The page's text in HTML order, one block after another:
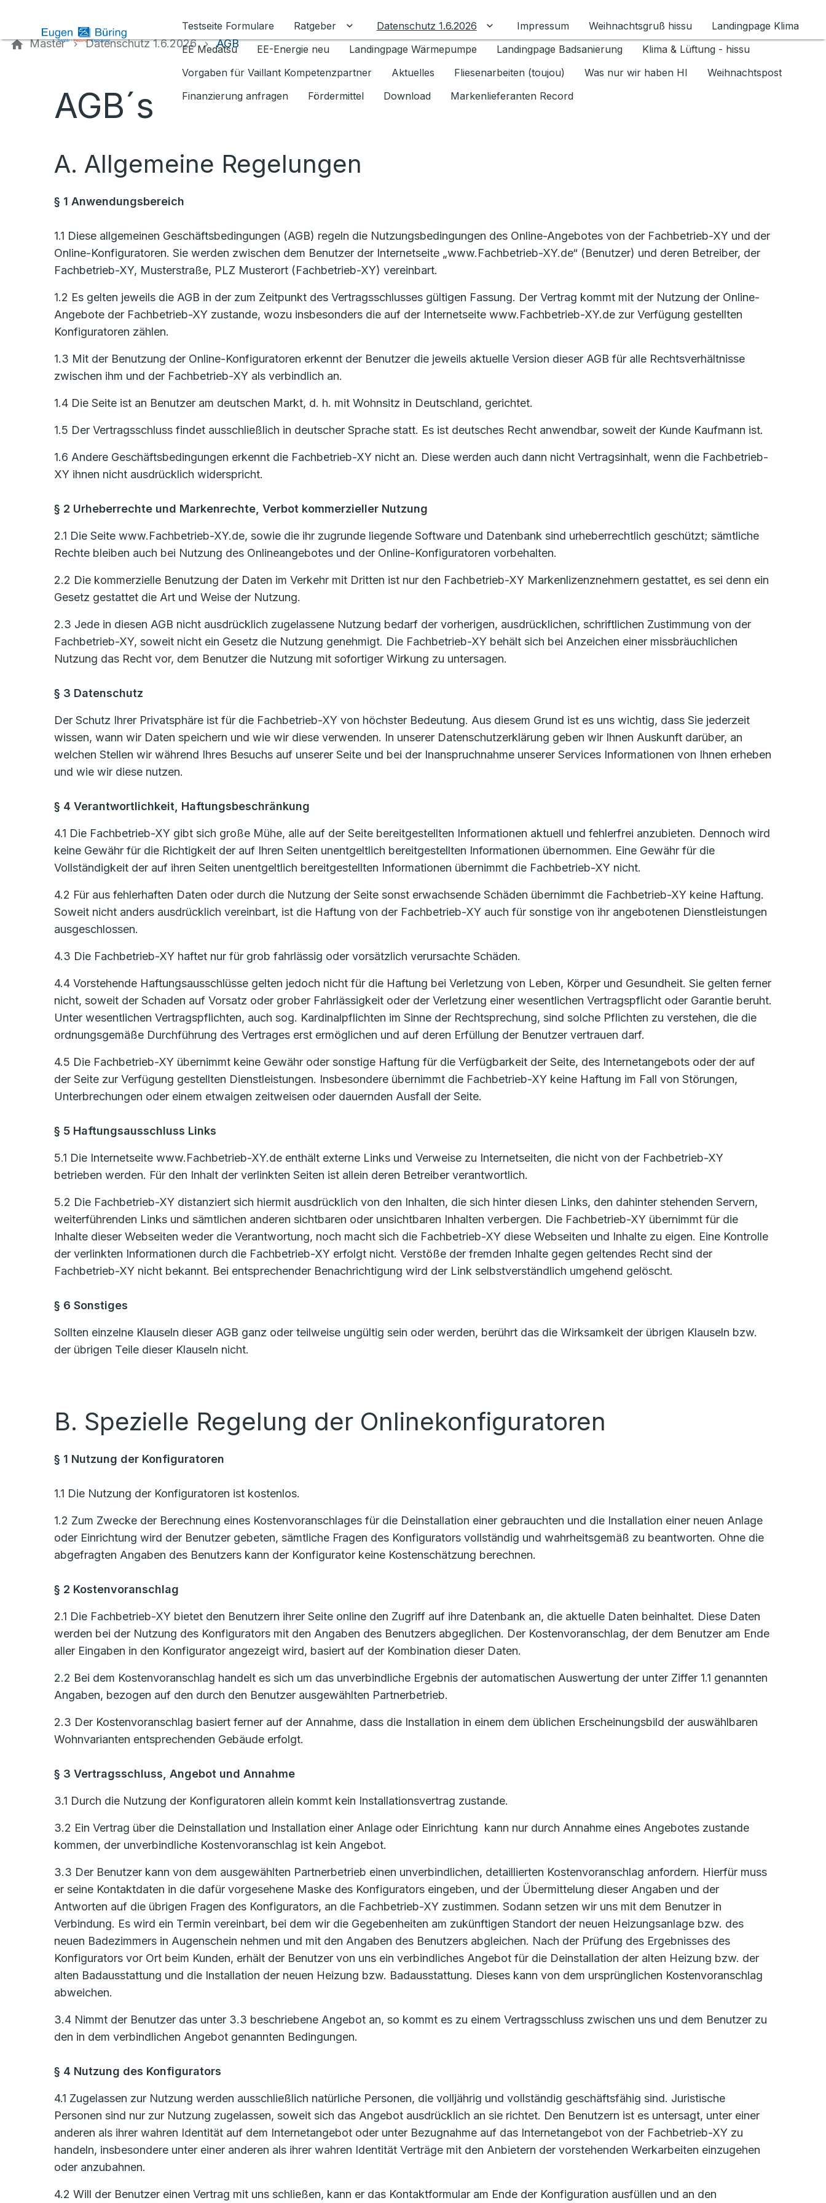
Testseite Formulare
Ratgeber Untermenü für Ratgeber umschalten
Datenschutz 1.6.2026 Untermenü für Datenschutz 1.6.2026 umschalten
Impressum Weihnachtsgruß hissu
Landingpage Klima
EE Medatsu
EE-Energie neu Landingpage Wärmepumpe Landingpage Badsanierung
Klima & Lüftung - hissu
Vorgaben für Vaillant Kompetenzpartner
Aktuelles Fliesenarbeiten (toujou) Was nur wir haben HI
Weihnachtspost
Finanzierung anfragen
Fördermittel Download Markenlieferanten Record
Master Datenschutz 1.6.2026 AGB
AGB´s
A. Allgemeine Regelungen
§ 1 Anwendungsbereich
1.1 Diese allgemeinen Geschäftsbedingungen (AGB) regeln die Nutzungsbedingungen des Online-Angebotes von der Fachbetrieb-XY und der
Online-Konfiguratoren. Sie werden zwischen dem Benutzer der Internetseite „www.Fachbetrieb-XY.de“ (Benutzer) und deren Betreiber, der
Fachbetrieb-XY, Musterstraße, PLZ Musterort (Fachbetrieb-XY) vereinbart.
1.2 Es gelten jeweils die AGB in der zum Zeitpunkt des Vertragsschlusses gültigen Fassung. Der Vertrag kommt mit der Nutzung der Online-
Angebote der Fachbetrieb-XY zustande, wozu insbesonders die auf der Internetseite www.Fachbetrieb-XY.de zur Verfügung gestellten
Konfiguratoren zählen.
1.3 Mit der Benutzung der Online-Konfiguratoren erkennt der Benutzer die jeweils aktuelle Version dieser AGB für alle Rechtsverhältnisse
zwischen ihm und der Fachbetrieb-XY als verbindlich an.
1.4 Die Seite ist an Benutzer am deutschen Markt, d. h. mit Wohnsitz in Deutschland, gerichtet.
1.5 Der Vertragsschluss findet ausschließlich in deutscher Sprache statt. Es ist deutsches Recht anwendbar, soweit der Kunde Kaufmann ist.
1.6 Andere Geschäftsbedingungen erkennt die Fachbetrieb-XY nicht an. Diese werden auch dann nicht Vertragsinhalt, wenn die Fachbetrieb-
XY ihnen nicht ausdrücklich widerspricht.
§ 2 Urheberrechte und Markenrechte, Verbot kommerzieller Nutzung
2.1 Die Seite www.Fachbetrieb-XY.de, sowie die ihr zugrunde liegende Software und Datenbank sind urheberrechtlich geschützt; sämtliche
Rechte bleiben auch bei Nutzung des Onlineangebotes und der Online-Konfiguratoren vorbehalten.
2.2 Die kommerzielle Benutzung der Daten im Verkehr mit Dritten ist nur den Fachbetrieb-XY Markenlizenznehmern gestattet, es sei denn ein
Gesetz gestattet die Art und Weise der Nutzung.
2.3 Jede in diesen AGB nicht ausdrücklich zugelassene Nutzung bedarf der vorherigen, ausdrücklichen, schriftlichen Zustimmung von der
Fachbetrieb-XY, soweit nicht ein Gesetz die Nutzung genehmigt. Die Fachbetrieb-XY behält sich bei Anzeichen einer missbräuchlichen
Nutzung das Recht vor, dem Benutzer die Nutzung mit sofortiger Wirkung zu untersagen.
§ 3 Datenschutz
Der Schutz Ihrer Privatsphäre ist für die Fachbetrieb-XY von höchster Bedeutung. Aus diesem Grund ist es uns wichtig, dass Sie jederzeit
wissen, wann wir Daten speichern und wie wir diese verwenden. In unserer Datenschutzerklärung geben wir Ihnen Auskunft darüber, an
welchen Stellen wir während Ihres Besuchs auf unserer Seite und bei der Inanspruchnahme unserer Services Informationen von Ihnen erheben
und wie wir diese nutzen.
§ 4 Verantwortlichkeit, Haftungsbeschränkung
4.1 Die Fachbetrieb-XY gibt sich große Mühe, alle auf der Seite bereitgestellten Informationen aktuell und fehlerfrei anzubieten. Dennoch wird
keine Gewähr für die Richtigkeit der auf Ihren Seiten unentgeltlich bereitgestellten Informationen übernommen. Eine Gewähr für die
Vollständigkeit der auf ihren Seiten unentgeltlich bereitgestellten Informationen übernimmt die Fachbetrieb-XY nicht.
4.2 Für aus fehlerhaften Daten oder durch die Nutzung der Seite sonst erwachsende Schäden übernimmt die Fachbetrieb-XY keine Haftung.
Soweit nicht anders ausdrücklich vereinbart, ist die Haftung von der Fachbetrieb-XY auch für sonstige von ihr angebotenen Dienstleistungen
ausgeschlossen.
4.3 Die Fachbetrieb-XY haftet nur für grob fahrlässig oder vorsätzlich verursachte Schäden.
4.4 Vorstehende Haftungsausschlüsse gelten jedoch nicht für die Haftung bei Verletzung von Leben, Körper und Gesundheit. Sie gelten ferner
nicht, soweit der Schaden auf Vorsatz oder grober Fahrlässigkeit oder der Verletzung einer wesentlichen Vertragspflicht oder Garantie beruht.
Unter wesentlichen Vertragspflichten, auch sog. Kardinalpflichten im Sinne der Rechtsprechung, sind solche Pflichten zu verstehen, die die
ordnungsgemäße Durchführung des Vertrages erst ermöglichen und auf deren Erfüllung der Benutzer vertrauen darf.
4.5 Die Fachbetrieb-XY übernimmt keine Gewähr oder sonstige Haftung für die Verfügbarkeit der Seite, des Internetangebots oder der auf
der Seite zur Verfügung gestellten Dienstleistungen. Insbesondere übernimmt die Fachbetrieb-XY keine Haftung im Fall von Störungen,
Unterbrechungen oder einem etwaigen zeitweisen oder dauernden Ausfall der Seite.
§ 5 Haftungsausschluss Links
5.1 Die Internetseite www.Fachbetrieb-XY.de enthält externe Links und Verweise zu Internetseiten, die nicht von der Fachbetrieb-XY
betrieben werden. Für den Inhalt der verlinkten Seiten ist allein deren Betreiber verantwortlich.
5.2 Die Fachbetrieb-XY distanziert sich hiermit ausdrücklich von den Inhalten, die sich hinter diesen Links, den dahinter stehenden Servern,
weiterführenden Links und sämtlichen anderen sichtbaren oder unsichtbaren Inhalten verbergen. Die Fachbetrieb-XY übernimmt für die
Inhalte dieser Webseiten weder die Verantwortung, noch macht sich die Fachbetrieb-XY diese Webseiten und Inhalte zu eigen. Eine Kontrolle
der verlinkten Informationen durch die Fachbetrieb-XY erfolgt nicht. Verstöße der fremden Inhalte gegen geltendes Recht sind der
Fachbetrieb-XY nicht bekannt. Bei entsprechender Benachrichtigung wird der Link selbstverständlich umgehend gelöscht.
§ 6 Sonstiges
Sollten einzelne Klauseln dieser AGB ganz oder teilweise ungültig sein oder werden, berührt das die Wirksamkeit der übrigen Klauseln bzw.
der übrigen Teile dieser Klauseln nicht.
B. Spezielle Regelung der Onlinekonfiguratoren
§ 1 Nutzung der Konfiguratoren
1.1 Die Nutzung der Konfiguratoren ist kostenlos.
1.2 Zum Zwecke der Berechnung eines Kostenvoranschlages für die Deinstallation einer gebrauchten und die Installation einer neuen Anlage
oder Einrichtung wird der Benutzer gebeten, sämtliche Fragen des Konfigurators vollständig und wahrheitsgemäß zu beantworten. Ohne die
abgefragten Angaben des Benutzers kann der Konfigurator keine Kostenschätzung berechnen.
§ 2 Kostenvoranschlag
2.1 Die Fachbetrieb-XY bietet den Benutzern ihrer Seite online den Zugriff auf ihre Datenbank an, die aktuelle Daten beinhaltet. Diese Daten
werden bei der Nutzung des Konfigurators mit den Angaben des Benutzers abgeglichen. Der Kostenvoranschlag, der dem Benutzer am Ende
aller Eingaben in den Konfigurator angezeigt wird, basiert auf der Kombination dieser Daten.
2.2 Bei dem Kostenvoranschlag handelt es sich um das unverbindliche Ergebnis der automatischen Auswertung der unter Ziffer 1.1 genannten
Angaben, bezogen auf den durch den Benutzer ausgewählten Partnerbetrieb.
2.3 Der Kostenvoranschlag basiert ferner auf der Annahme, dass die Installation in einem dem üblichen Erscheinungsbild der auswählbaren
Wohnvarianten entsprechenden Gebäude erfolgt.
§ 3 Vertragsschluss, Angebot und Annahme
3.1 Durch die Nutzung der Konfiguratoren allein kommt kein Installationsvertrag zustande.
3.2 Ein Vertrag über die Deinstallation und Installation einer Anlage oder Einrichtung kann nur durch Annahme eines Angebotes zustande
kommen, der unverbindliche Kostenvoranschlag ist kein Angebot.
3.3 Der Benutzer kann von dem ausgewählten Partnerbetrieb einen unverbindlichen, detaillierten Kostenvoranschlag anfordern. Hierfür muss
er seine Kontaktdaten in die dafür vorgesehene Maske des Konfigurators eingeben, und der Übermittelung dieser Angaben und der
Antworten auf die übrigen Fragen des Konfigurators, an die Fachbetrieb-XY zustimmen. Sodann setzen wir uns mit dem Benutzer in
Verbindung. Es wird ein Termin vereinbart, bei dem wir die Gegebenheiten am zukünftigen Standort der neuen Heizungsanlage bzw. des
neuen Badezimmers in Augenschein nehmen und mit den Angaben des Benutzers abgleichen. Nach der Prüfung des Ergebnisses des
Konfigurators vor Ort beim Kunden, erhält der Benutzer von uns ein verbindliches Angebot für die Deinstallation der alten Heizung bzw. der
alten Badausstattung und die Installation der neuen Heizung bzw. Badausstattung. Dieses kann von dem ursprünglichen Kostenvoranschlag
abweichen.
3.4 Nimmt der Benutzer das unter 3.3 beschriebene Angebot an, so kommt es zu einem Vertragsschluss zwischen uns und dem Benutzer zu
den in dem verbindlichen Angebot genannten Bedingungen.
§ 4 Nutzung des Konfigurators
4.1 Zugelassen zur Nutzung werden ausschließlich natürliche Personen, die volljährig und vollständig geschäftsfähig sind. Juristische
Personen sind nur zur Nutzung zugelassen, soweit sich das Angebot ausdrücklich an sie richtet. Den Benutzern ist es untersagt, unter einer
anderen als ihrer wahren Identität auf dem Internetangebot oder unter Bezugnahme auf das Internetangebot von der Fachbetrieb-XY zu
handeln, insbesondere unter einer anderen als ihrer wahren Identität Verträge mit den Anbietern der vorstehenden Werkarbeiten einzugehen
oder anzubahnen.
4.2 Will der Benutzer einen Vertrag mit uns schließen, kann er das Kontaktformular am Ende der Konfiguration ausfüllen und an den